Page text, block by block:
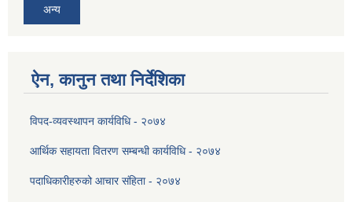
अन्य
ऐन, कानुन तथा निर्देशिका
विपद-व्यवस्थापन कार्यविधि - २०७४
आर्थिक सहायता वितरण सम्बन्धी कार्यविधि - २०७४
पदाधिकारीहरुको आचार संहिता - २०७४